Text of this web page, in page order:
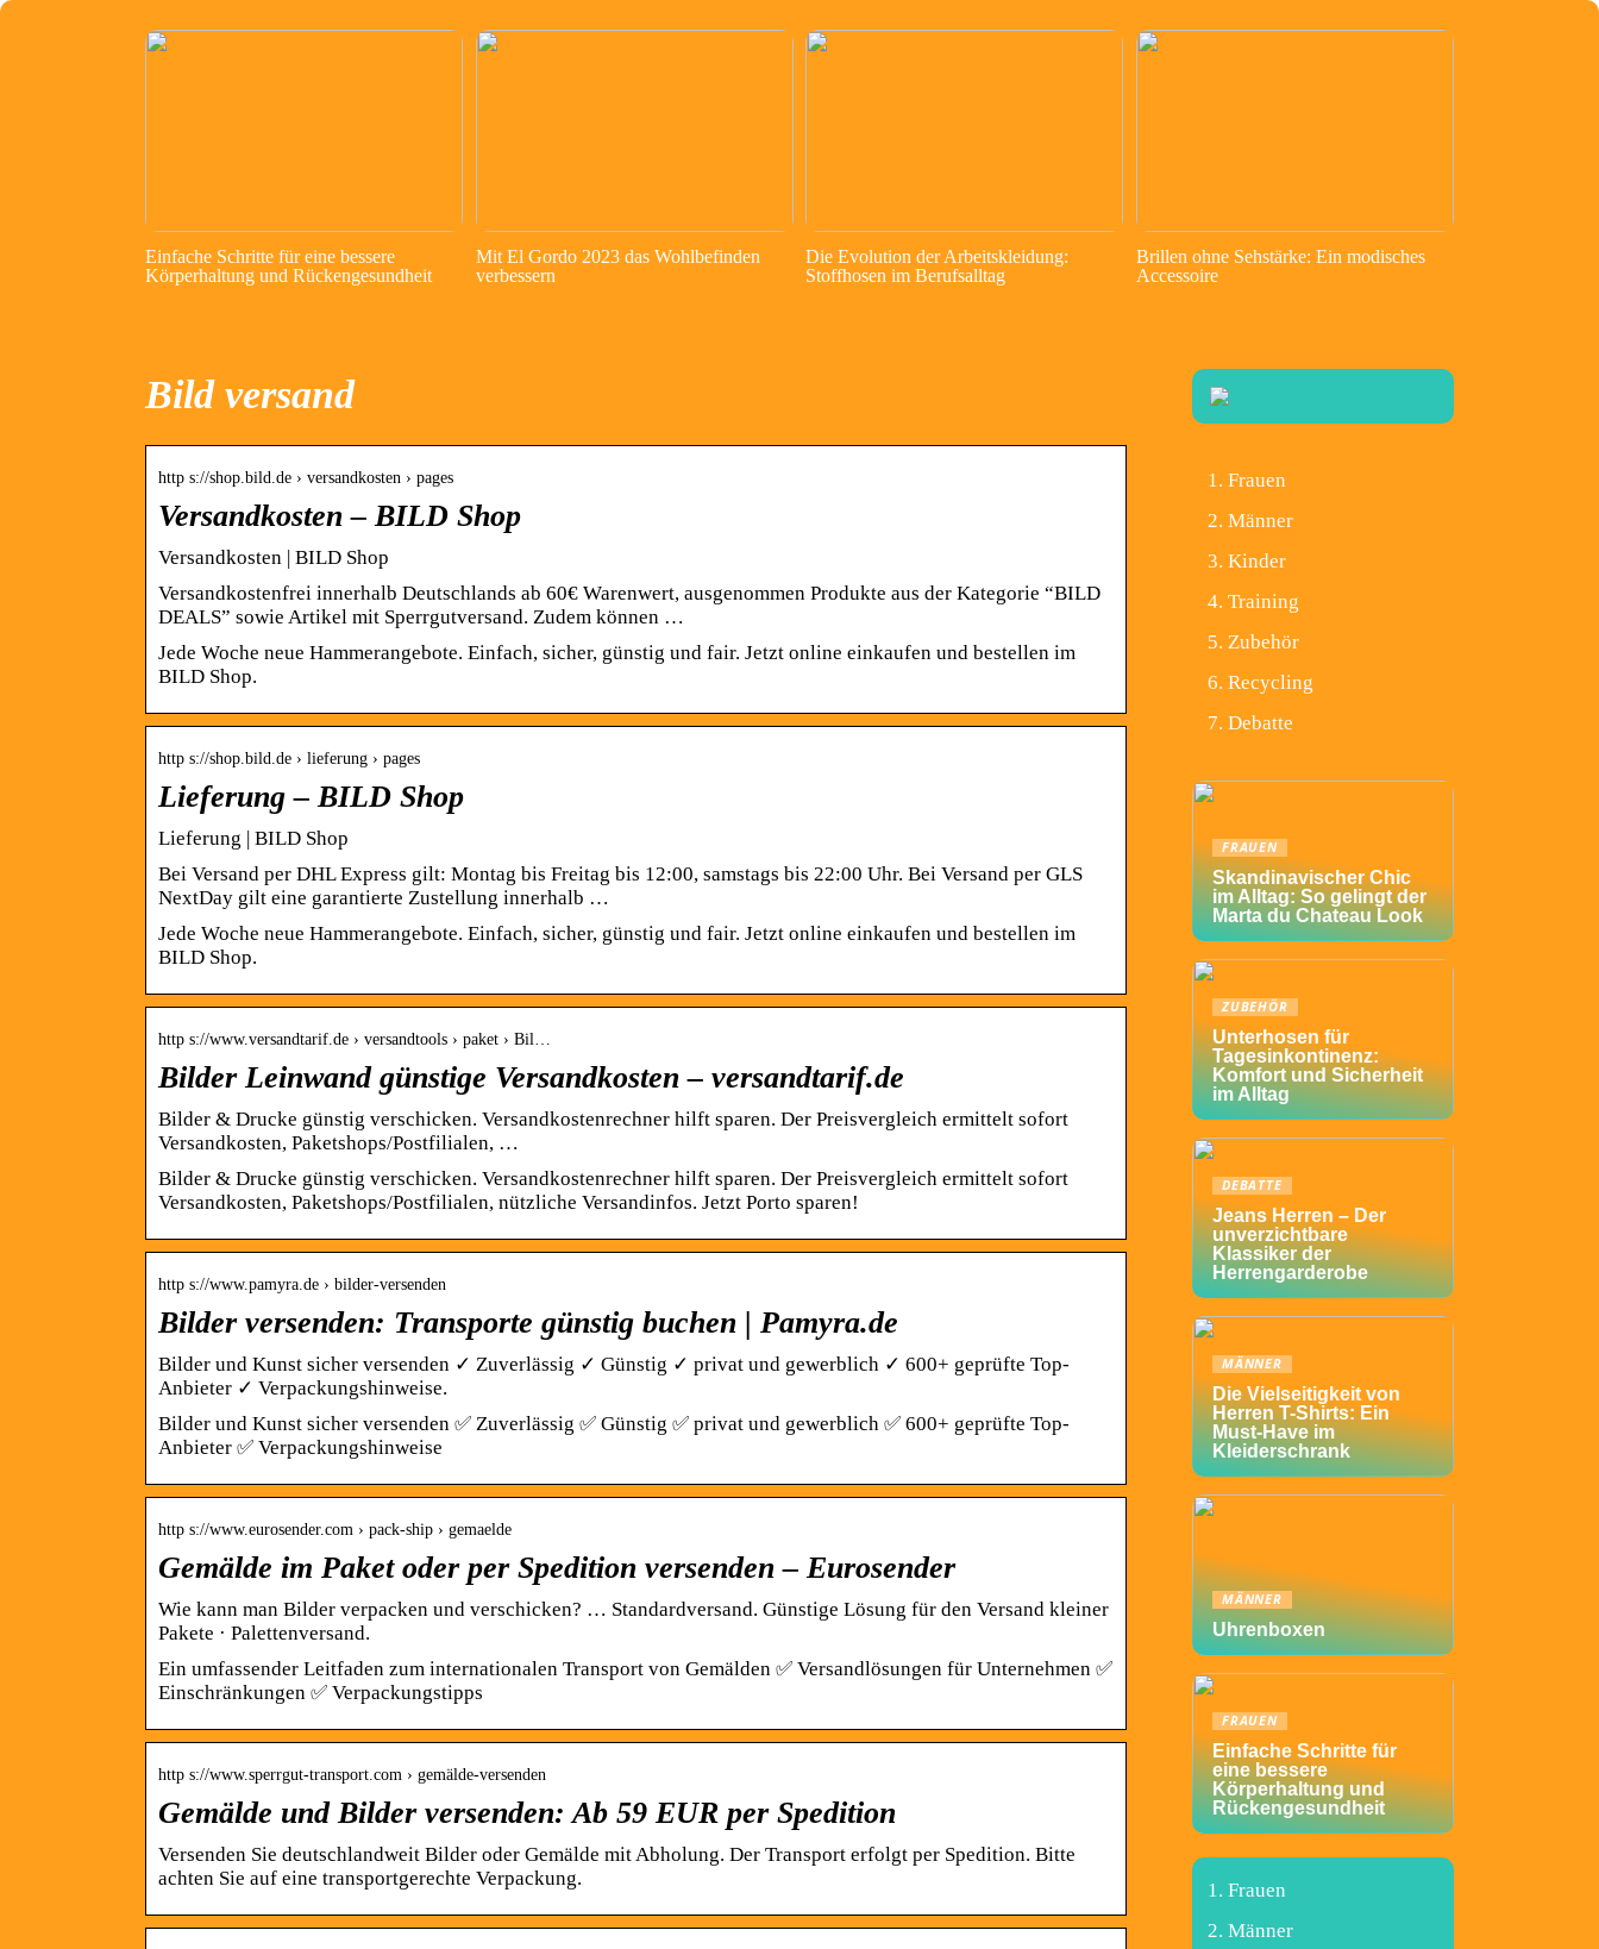
Einfache Schritte für eine bessere
Körperhaltung und Rückengesundheit
Mit El Gordo 2023 das Wohlbefinden
verbessern
Die Evolution der Arbeitskleidung:
Stoffhosen im Berufsalltag
Brillen ohne Sehstärke: Ein modisches
Accessoire
Bild versand
http s://shop.bild.de › versandkosten › pages
Versandkosten – BILD Shop
Versandkosten | BILD Shop
Versandkostenfrei innerhalb Deutschlands ab 60€ Warenwert, ausgenommen Produkte aus der Kategorie “BILD
DEALS” sowie Artikel mit Sperrgutversand. Zudem können …
Jede Woche neue Hammerangebote. Einfach, sicher, günstig und fair. Jetzt online einkaufen und bestellen im
BILD Shop.
http s://shop.bild.de › lieferung › pages
Lieferung – BILD Shop
Lieferung | BILD Shop
Bei Versand per DHL Express gilt: Montag bis Freitag bis 12:00, samstags bis 22:00 Uhr. Bei Versand per GLS
NextDay gilt eine garantierte Zustellung innerhalb …
Jede Woche neue Hammerangebote. Einfach, sicher, günstig und fair. Jetzt online einkaufen und bestellen im
BILD Shop.
http s://www.versandtarif.de › versandtools › paket › Bil…
Bilder Leinwand günstige Versandkosten – versandtarif.de
Bilder & Drucke günstig verschicken. Versandkostenrechner hilft sparen. Der Preisvergleich ermittelt sofort
Versandkosten, Paketshops/Postfilialen, …
Bilder & Drucke günstig verschicken. Versandkostenrechner hilft sparen. Der Preisvergleich ermittelt sofort
Versandkosten, Paketshops/Postfilialen, nützliche Versandinfos. Jetzt Porto sparen!
http s://www.pamyra.de › bilder-versenden
Bilder versenden: Transporte günstig buchen | Pamyra.de
Bilder und Kunst sicher versenden ✓ Zuverlässig ✓ Günstig ✓ privat und gewerblich ✓ 600+ geprüfte Top-
Anbieter ✓ Verpackungshinweise.
Bilder und Kunst sicher versenden ✅ Zuverlässig ✅ Günstig ✅ privat und gewerblich ✅ 600+ geprüfte Top-
Anbieter ✅ Verpackungshinweise
http s://www.eurosender.com › pack-ship › gemaelde
Gemälde im Paket oder per Spedition versenden – Eurosender
Wie kann man Bilder verpacken und verschicken? … Standardversand. Günstige Lösung für den Versand kleiner
Pakete · Palettenversand.
Ein umfassender Leitfaden zum internationalen Transport von Gemälden ✅ Versandlösungen für Unternehmen ✅
Einschränkungen ✅ Verpackungstipps
http s://www.sperrgut-transport.com › gemälde-versenden
Gemälde und Bilder versenden: Ab 59 EUR per Spedition
Versenden Sie deutschlandweit Bilder oder Gemälde mit Abholung. Der Transport erfolgt per Spedition. Bitte
achten Sie auf eine transportgerechte Verpackung.
Frauen
Männer
Kinder
Training
Zubehör
Recycling
Debatte
FRAUEN
Skandinavischer Chic
im Alltag: So gelingt der
Marta du Chateau Look
ZUBEHÖR
Unterhosen für
Tagesinkontinenz:
Komfort und Sicherheit
im Alltag
DEBATTE
Jeans Herren – Der
unverzichtbare
Klassiker der
Herrengarderobe
MÄNNER
Die Vielseitigkeit von
Herren T-Shirts: Ein
Must-Have im
Kleiderschrank
MÄNNER
Uhrenboxen
FRAUEN
Einfache Schritte für
eine bessere
Körperhaltung und
Rückengesundheit
Frauen
Männer